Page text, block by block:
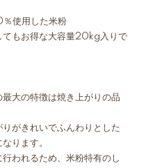
％使用した米粉
てもお得な大容量20kg入りで
大の特徴は焼き上がりの品
がきれいでふんわりとした
ります。
われるため、米粉特有のし